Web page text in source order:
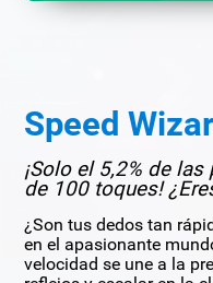
Speed
¡Solo el 5,2% de
de 100 toques!
¿Son tus dedos tan
en el apasionante
velocidad se une a la